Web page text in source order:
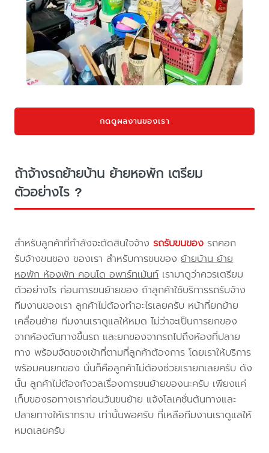
กดดูผลงานของเรา
ถ้าจ้างรถย้ายบ้าน ย้ายหอพัก เตรียม
ตัวอย่างไร ?
สำหรับลูกค้าที่กำลังจะตัดสินใจจ้างรถรับขนของ รถคอก
รับจ้างขนของ ของเรา สำหรับการขนของย้ายบ้าน ย้าย
หอพัก ห้องพัก คอนโด อพาร์ทเม้นท์ เรามาดูว่าควรเตรียม
ตัวอย่างไร ก่อนการขนย้ายของ ถ้าลูกค้าใช้บริการรถรับจ้าง
ทีมงานของเรา ลูกค้าไม่ต้องทำอะไรเลยครับ หน้าที่ยกย้าย
เคลื่อนย้าย ทีมงานเราดูแลให้หมด ไม่ว่าจะเป็นการยกของ
จากห้องต้นทางขึ้นรถ และยกของจากรถไปถึงห้องที่ปลาย
ทาง พร้อมจัดของเข้าที่ตามที่ลูกค้าต้องการ โดยเราให้บริการ
พร้อมคนยกของ นั่นก็คือลูกค้าไม่ต้องช่วยเรายกเลยครับ ดัง
นั้น ลูกค้าไม่ต้องกังวลเรื่องการขนย้ายของนะครับ เพียงแค่
เก็บของรอทางเราก่อนวันขนย้าย แจ้งโลเคชั่นต้นทางและ
ปลายทางให้เราทราบ เท่านั้นพอครับ ที่เหลือทีมงานเราดูแลให้
หมดเลยครับ